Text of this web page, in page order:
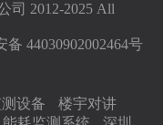
司 2012-2025 All
备 44030902002464号
设备
楼宇对讲